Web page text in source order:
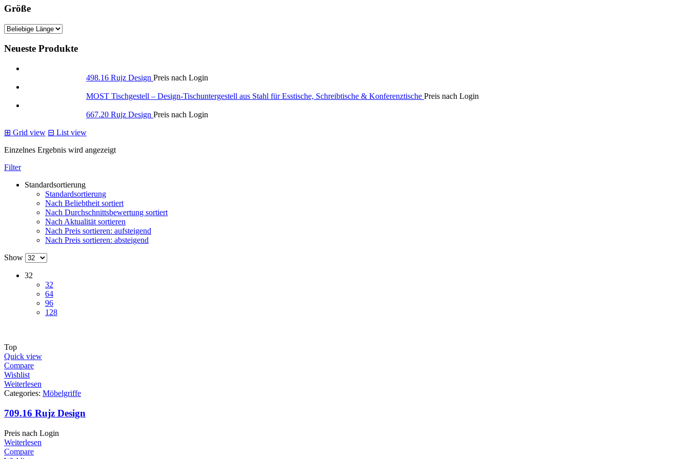
Größe
Neueste Produkte
498.16 Rujz Design Preis nach Login
MOST Tischgestell – Design-Tischuntergestell aus Stahl für Esstische, Schreibtische & Konferenztische Preis nach Login
667.20 Rujz Design Preis nach Login
⊞ Grid view ⊟ List view
Einzelnes Ergebnis wird angezeigt
Filter
Standardsortierung
Standardsortierung
Nach Beliebtheit sortiert
Nach Durchschnittsbewertung sortiert
Nach Aktualität sortieren
Nach Preis sortieren: aufsteigend
Nach Preis sortieren: absteigend
Show
32
32
64
96
128
Top
Quick view
Compare
Wishlist
Weiterlesen
Categories: Möbelgriffe
709.16 Rujz Design
Preis nach Login
Weiterlesen
Compare